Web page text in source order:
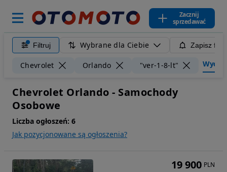
Zacznij
sprzedawać
Filtruj Wybrane dla Ciebie Zapisz
Chevrolet Orlando "ver-1-8-lt"
Chevrolet Orlando - Samochody
Osobowe
Liczba ogłoszeń: 6
Jak pozycjonowane są ogłoszenia?
19 900 PLN